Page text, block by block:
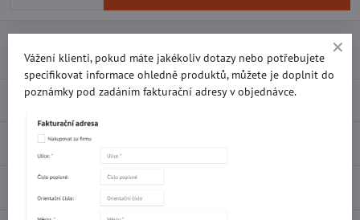
Popis
Recenze 0
Vážení klienti, pokud máte jakékoliv dotazy nebo potřebujete
specifikovat informace ohledně produktů, můžete je doplnit do
poznámky pod zadáním fakturační adresy v objednávce.